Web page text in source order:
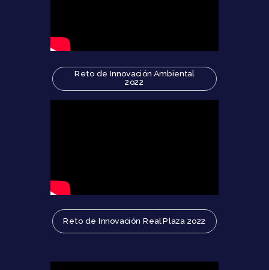
Reto de Innovación Ambiental
2o22
Retode Innovación Real Plaza 2o22